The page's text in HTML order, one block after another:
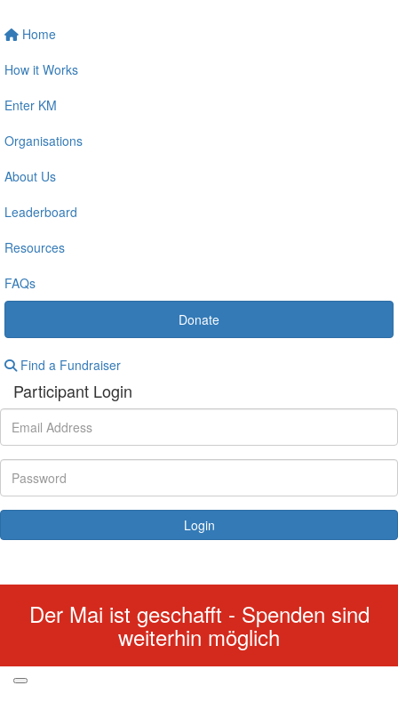
Home
How it Works
Enter KM
Organisations
About Us
Leaderboard
Resources
FAQs
Donate
Find a Fundraiser
Participant Login
Login
Der Mai ist geschafft - Spenden sind
weiterhin möglich